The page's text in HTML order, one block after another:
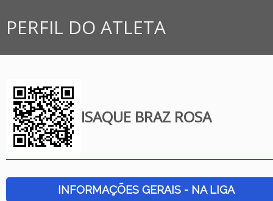
PERFIL DO ATLETA
ISAQUE BRAZ ROSA
INFORMAÇÕES GERAIS - NA LIGA